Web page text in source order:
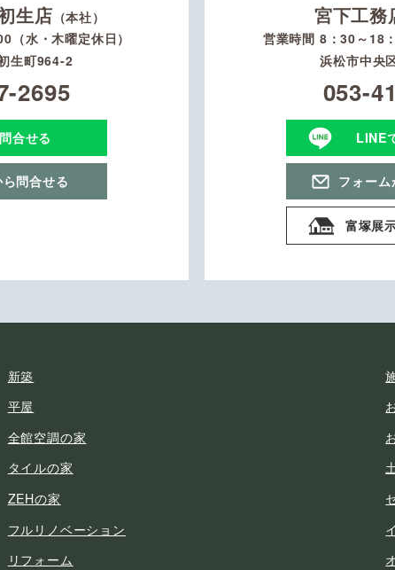
生店 （本社）
（水・木曜定休日）
生町964-2
2695
合せる
問合せる
宮下工
営業時間 8：30～18
浜松市中央
053-
LINE
フォーム
富塚展
新築
平屋
全館空調の家
タイルの家
ZEHの家
フルリノベーション
リフォーム